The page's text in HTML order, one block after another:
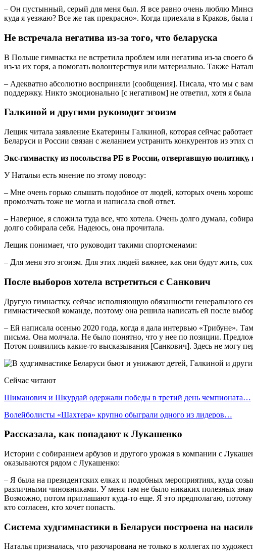
– Он пустынный, серый для меня был. Я все равно очень люблю Минск,
куда я уезжаю? Все же так прекрасно». Когда приехала в Краков,
Не встречала негатива из-за того, что беларуска
В Польше гимнастка не встретила проблем или негатива из-за своего
из-за их горя, а помогать волонтерствуя или материально. Также
– Адекватно абсолютно восприняли [сообщения]. Писала, что мы с
поддержку. Никто эмоционально [с негативом] не ответил, хотя я
Галкиной и другими руководит эгоизм
Лещик читала заявление Екатерины Галкиной, которая сейчас
Беларуси и России связан с желанием устранить конкурентов из этих
Экс-гимнастку из посольства РБ в России, отвергавшую
У Натальи есть мнение по этому поводу:
– Мне очень горько слышать подобное от людей, которых очень
промолчать тоже не могла и написала свой ответ.
– Наверное, я сложила туда все, что хотела. Очень долго думала,
долго собирала себя. Надеюсь, она прочитала.
Лещик понимает, что руководит такими спортсменами:
– Для меня это эгоизм. Для этих людей важнее, как они будут жить,
После выборов хотела встретиться с Санкович
Другую гимнастку, сейчас исполняющую обязанности генерального
гимнастической команде, поэтому она решила написать ей после
– Ей написала осенью 2020 года, когда я дала интервью «Трибуне».
письма. Она молчала. Не было понятно, что у нее по позиции.
Потом появились какие-то высказывания [Санкович]. Здесь не могу
Сейчас читают
Шиманович и Шкурдай одержали победы в третий день чемпионата…
Волейболисты «Шахтера» крупно обыграли одного из лидеров…
Рассказала, как попадают к Лукашенко
Истории с собиранием арбузов и другого урожая в компании с
оказываются рядом с Лукашенко:
– Я была на президентских елках и подобных мероприятиях, куда
различными чиновниками. У меня там не было никаких полезных
Возможно, потом приглашают куда-то еще. Я это предполагаю,
кто согласен, кто хочет попасть.
Система худгимнастики в Беларуси построена на
Наталья призналась, что разочарована не только в коллегах по